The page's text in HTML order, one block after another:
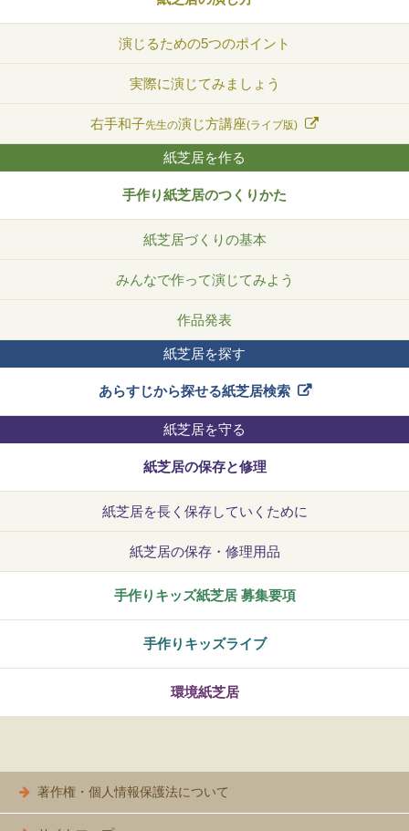
演じるための5つのポイント
実際に演じてみましょう
右手和子先生の演じ方講座(ライブ版)
紙芝居を作る
手作り紙芝居のつくりかた
紙芝居づくりの基本
みんなで作って演じてみよう
作品発表
紙芝居を探す
あらすじから探せる紙芝居検索
紙芝居を守る
紙芝居の保存と修理
紙芝居を長く保存していくために
紙芝居の保存・修理用品
の
手作りキッズ紙芝居 募集要項
手作りキッズライブ
環境紙芝居
著作権・個人情報保護法について